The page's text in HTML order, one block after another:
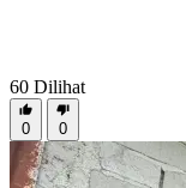
60 Dilihat
0 0